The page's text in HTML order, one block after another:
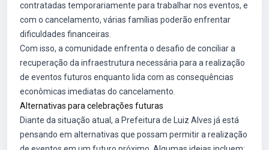
contratadas temporariamente para trabalhar nos eventos, e
com o cancelamento, várias famílias poderão enfrentar
dificuldades financeiras.
Com isso, a comunidade enfrenta o desafio de conciliar a
recuperação da infraestrutura necessária para a realização
de eventos futuros enquanto lida com as consequências
econômicas imediatas do cancelamento.
Alternativas para celebrações futuras
Diante da situação atual, a Prefeitura de Luiz Alves já está
pensando em alternativas que possam permitir a realização